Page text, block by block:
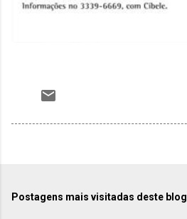
Postagens mais visitadas deste blog